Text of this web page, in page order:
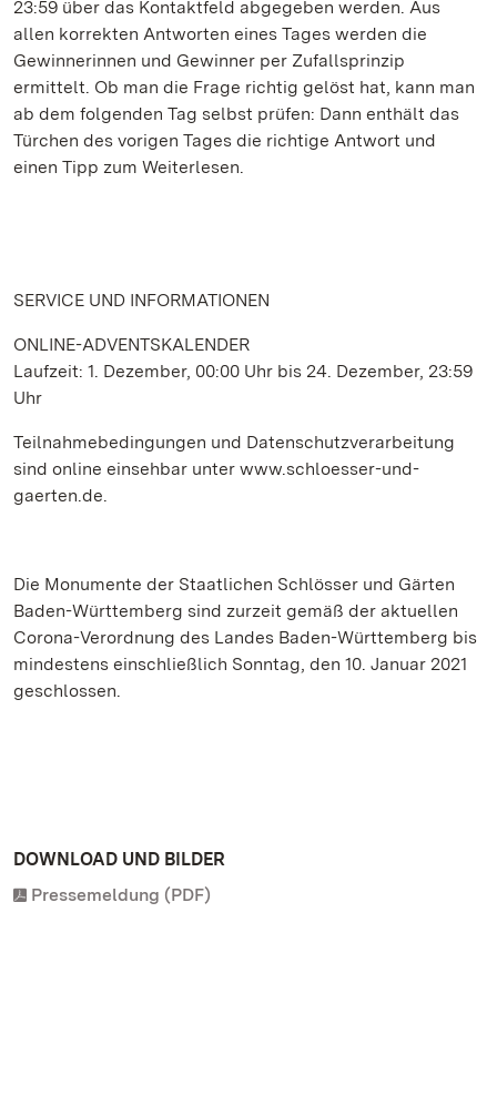
23:59 über das Kontaktfeld abgegeben werden. Aus
allen korrekten Antworten eines Tages werden die
Gewinnerinnen und Gewinner per Zufallsprinzip
ermittelt. Ob man die Frage richtig gelöst hat, kann man
ab dem folgenden Tag selbst prüfen: Dann enthält das
Türchen des vorigen Tages die richtige Antwort und
einen Tipp zum Weiterlesen.
SERVICE UND INFORMATIONEN
ONLINE-ADVENTSKALENDER
Laufzeit: 1. Dezember, 00:00 Uhr bis 24. Dezember, 23:59
Uhr
Teilnahmebedingungen und Datenschutzverarbeitung
sind online einsehbar unter www.schloesser-und-
gaerten.de.
Die Monumente der Staatlichen Schlösser und Gärten
Baden-Württemberg sind zurzeit gemäß der aktuellen
Corona-Verordnung des Landes Baden-Württemberg bis
mindestens einschließlich Sonntag, den 10. Januar 2021
geschlossen.
DOWNLOAD UND BILDER
Pressemeldung (PDF)